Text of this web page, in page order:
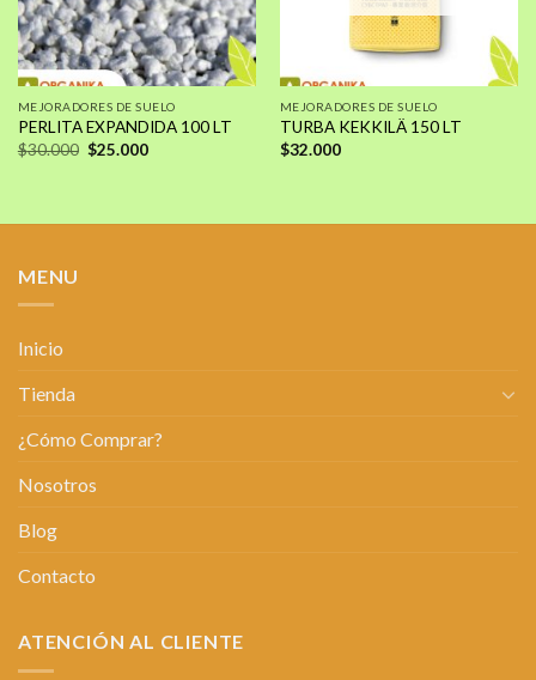
MEJORADORES DE SUELO
PERLITA EXPANDIDA 100 LT
$30.000 El
$25.000El
MEJORADORES DE SUELO
TURBA KEKKILÄ 150 LT
$32.000
MENU
Inicio
Tienda
¿Cómo Comprar?
Nosotros
Blog
Contacto
ATENCIÓN AL CLIENTE